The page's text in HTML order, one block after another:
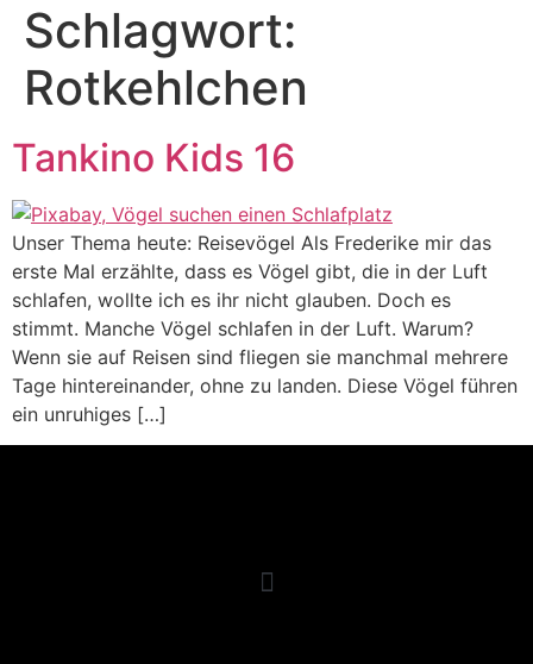
Schlagwort:
Rotkehlchen
Tankino Kids 16
Unser Thema heute: Reisevögel Als Frederike mir das
erste Mal erzählte, dass es Vögel gibt, die in der Luft
schlafen, wollte ich es ihr nicht glauben. Doch es
stimmt. Manche Vögel schlafen in der Luft. Warum?
Wenn sie auf Reisen sind fliegen sie manchmal mehrere
Tage hintereinander, ohne zu landen. Diese Vögel führen
ein unruhiges […]